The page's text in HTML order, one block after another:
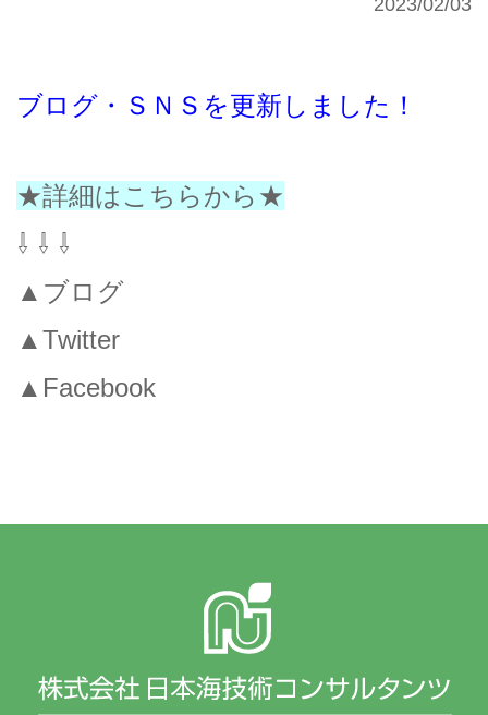
2023/02/03
ブログ・ＳＮＳを更新しました！
★詳細はこちらから★
⇩ ⇩ ⇩
▲ブログ
▲Twitter
▲Facebook